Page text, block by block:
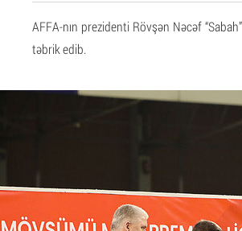
AFFA-nın prezidenti Rövşən Nəcəf
təbrik edib.